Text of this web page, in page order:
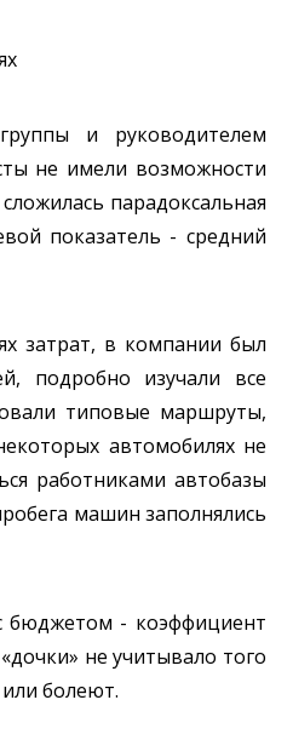
и руководителем
не имели возможности
парадоксальная
показатель - средний
затрат, в компании был
подробно изучали все
типовые маршруты,
автомобилях не
работниками автобазы
машин заполнялись
бюджетом - коэффициент
не учитывало того
болеют.